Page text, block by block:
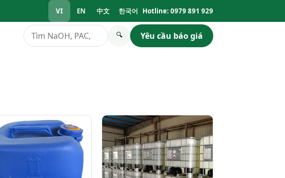
VI EN 中文 한국어 Hotline: 0979 891 929
Tìm kiếm 🔍 Yêu cầu báo giá